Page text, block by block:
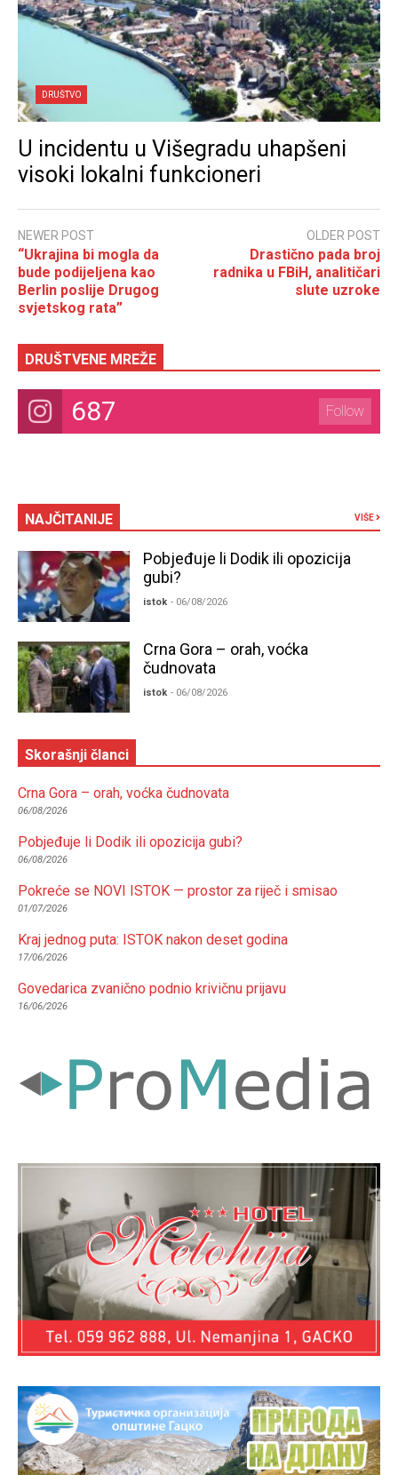
DRUŠTVO
U incidentu u Višegradu uhapšeni
visoki lokalni funkcioneri
NEWER POST
“Ukrajina bi mogla da
bude podijeljena kao
Berlin poslije Drugog
svjetskog rata”
OLDER POST
Drastično pada broj
radnika u FBiH, analitičari
slute uzroke
DRUŠTVENE MREŽE
687 Follow
NAJČITANIJE VIŠE
Pobjeđuje li Dodik ili opozicija
gubi?
istok - 06/08/2026
Crna Gora – orah, voćka
čudnovata
istok - 06/08/2026
Skorašnji članci
Crna Gora – orah, voćka čudnovata
06/08/2026
Pobjeđuje li Dodik ili opozicija gubi?
06/08/2026
Pokreće se NOVI ISTOK — prostor za riječ i smisao
01/07/2026
Kraj jednog puta: ISTOK nakon deset godina
17/06/2026
Govedarica zvanično podnio krivičnu prijavu
16/06/2026